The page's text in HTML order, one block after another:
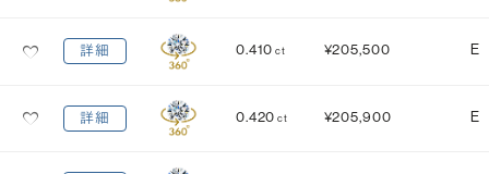
NONE
FAINT
詳細 0.410 ct ¥205,500 E
詳細 0.420 ct ¥205,900 E